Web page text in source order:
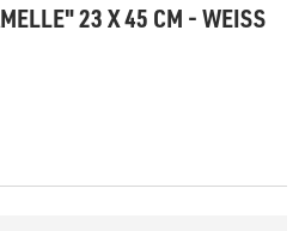
23 X 45 CM - WEISS